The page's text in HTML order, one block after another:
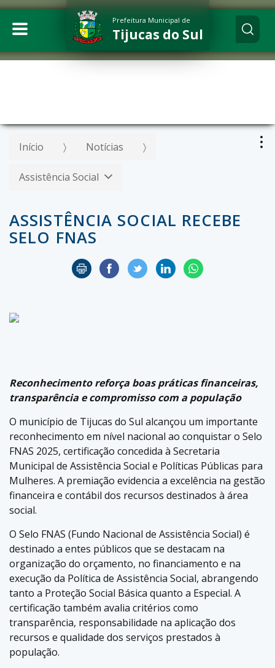
Prefeitura Municipal de
Tijucas do Sul
Início Notícias
Assistência Social
ASSISTÊNCIA SOCIAL RECEBE
SELO FNAS
Reconhecimento reforça boas práticas financeiras,
transparência e compromisso com a população
O município de Tijucas do Sul alcançou um importante
reconhecimento em nível nacional ao conquistar o Selo
FNAS 2025, certificação concedida à Secretaria
Municipal de Assistência Social e Políticas Públicas para
Mulheres. A premiação evidencia a excelência na gestão
financeira e contábil dos recursos destinados à área
social.
O Selo FNAS (Fundo Nacional de Assistência Social) é
destinado a entes públicos que se destacam na
organização do orçamento, no financiamento e na
execução da Política de Assistência Social, abrangendo
tanto a Proteção Social Básica quanto a Especial. A
certificação também avalia critérios como
transparência, responsabilidade na aplicação dos
recursos e qualidade dos serviços prestados à
população.